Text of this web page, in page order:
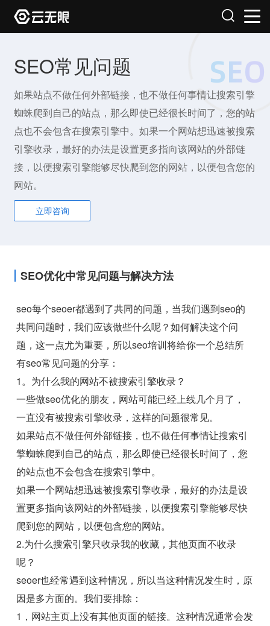
SEO常见问题
如果站点不做任何外部链接，也不做任何事情让搜索引擎
蜘蛛爬到自己的站点，那么即使已经很长时间了，您的站
点也不会包含在搜索引擎中。如果一个网站想迅速被搜索
引擎收录，最好的办法是设置更多指向该网站的外部链
接，以便搜索引擎能够尽快爬到您的网站，以便包含您的
网站。
立即咨询
SEO优化中常见问题与解决方法
seo每个seoer都遇到了共同的问题，当我们遇到seo的
共同问题时，我们应该做些什么呢？如何解决这个问
题，这一点尤为重要，所以seo培训将给你一个总结所
有seo常见问题的分享：
1。为什么我的网站不被搜索引擎收录？
一些做seo优化的朋友，网站可能已经上线几个月了，
一直没有被搜索引擎收录，这样的问题很常见。
如果站点不做任何外部链接，也不做任何事情让搜索引
擎蜘蛛爬到自己的站点，那么即使已经很长时间了，您
的站点也不会包含在搜索引擎中。
如果一个网站想迅速被搜索引擎收录，最好的办法是设
置更多指向该网站的外部链接，以便搜索引擎能够尽快
爬到您的网站，以便包含您的网站。
2.为什么搜索引擎只收录我的收藏，其他页面不收录
呢？
seoer也经常遇到这种情况，所以当这种情况发生时，原
因是多方面的。我们要排除：
1，网站主页上没有其他页面的链接。这种情况通常会发